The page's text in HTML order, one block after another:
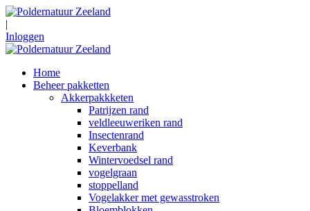
|
Inloggen
Home
Beheer pakketten
Akkerpakkketen
Patrijzen rand
veldleeuweriken rand
Insectenrand
Keverbank
Wintervoedsel rand
vogelgraan
stoppelland
Vogelakker met gewasstroken